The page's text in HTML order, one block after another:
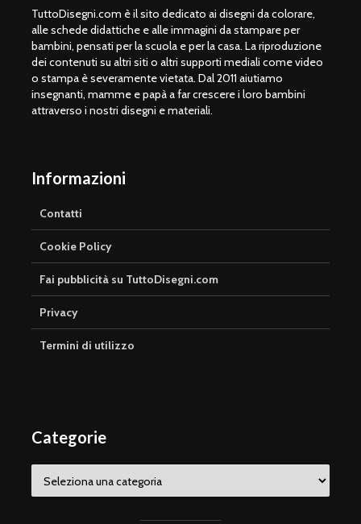
TuttoDisegni.com è il sito dedicato ai disegni da colorare,
alle schede didattiche e alle immagini da stampare per
bambini, pensati per la scuola e per la casa. La riproduzione
dei contenuti su altri siti o altri supporti mediali come video
o stampa è severamente vietata. Dal 2011 aiutiamo
insegnanti, mamme e papà a far crescere i loro bambini
attraverso i nostri disegni e materiali.
Informazioni
Contatti
Cookie Policy
Fai pubblicità su TuttoDisegni.com
Privacy
Termini di utilizzo
Categorie